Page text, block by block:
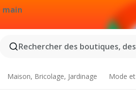
main
Rechercher des boutiques,
Maison, Bricolage, Jardinage Mode